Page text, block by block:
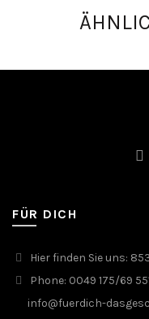
FÜR DICH
Hier finden Sie uns:
Phone: 0049 175/69
info@fuerdich-